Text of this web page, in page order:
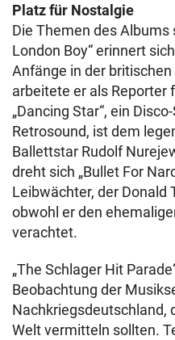
Platz für Nostalgie
Die Themen des Albums
London Boy“ erinnert
Anfänge in der
arbeitete er als Reporter
„Dancing Star“, ein
Retrosound, ist dem
Ballettstar Rudolf
dreht sich „Bullet For
Leibwächter, der Donald
obwohl er den
verachtet.
„The Schlager Hit
Beobachtung der
Nachkriegsdeutschland,
Welt vermitteln sollten.